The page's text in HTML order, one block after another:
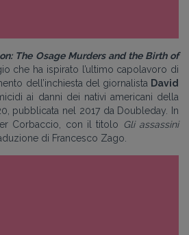
The Osage Murders and the Birth of
che ha ispirato l’ultimo capolavoro di
dell’inchiesta del giornalista David
ai danni dei nativi americani della
pubblicata nel 2017 da Doubleday. In
Corbaccio, con il titolo Gli assassini
di Francesco Zago.